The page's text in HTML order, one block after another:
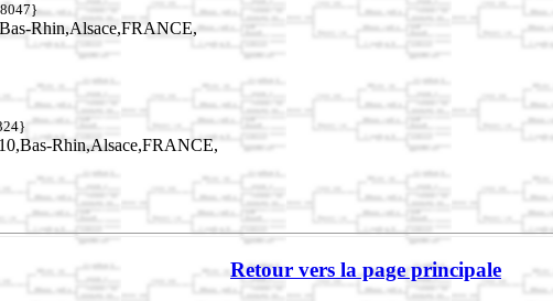
Rhin,Alsace,FRANCE,
Rhin,Alsace,FRANCE,
Retour vers la page principale